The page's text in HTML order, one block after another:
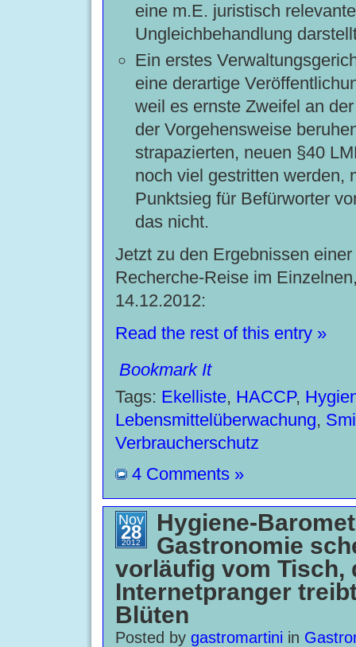
eine m.E. juristisch
Ungleichbehandlung
Ein erstes
eine derartige
weil es ernste Zweifel an
der Vorgehensweise
strapazierten, neuen §40
noch viel gestritten werden,
Punktsieg für Befürworter
das nicht.
Jetzt zu den Ergebnissen
Recherche-Reise im
14.12.2012:
Read the rest of this entry »
Bookmark It
Tags: Ekelliste, HACCP,
Lebensmittelüberwachung,
Verbraucherschutz
4 Comments »
Nov
28
2012
Hygiene-
Gastronomie
vorläufig vom Tisch,
Internetpranger
Blüten
Posted by gastromartini in